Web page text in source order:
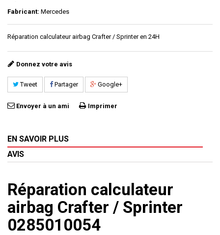
Fabricant: Mercedes
Réparation calculateur airbag Crafter / Sprinter en 24H
Donnez votre avis
Tweet Partager Google+
Envoyer à un ami Imprimer
EN SAVOIR PLUS
AVIS
Réparation calculateur
airbag Crafter / Sprinter
0285010054